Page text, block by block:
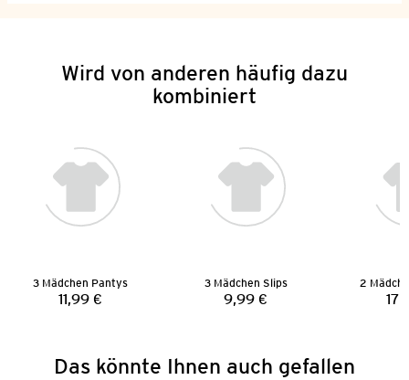
Wird von anderen häufig dazu
kombiniert
3 Mädchen Pantys
Preis:
11,99 €
3 Mädchen Slips
Preis:
9,99 €
2
Das könnte Ihnen auch gefallen